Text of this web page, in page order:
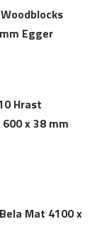
Egger
Hrast
x 38 mm
Mat 4100 x